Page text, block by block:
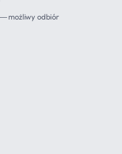
— możliwy odbiór